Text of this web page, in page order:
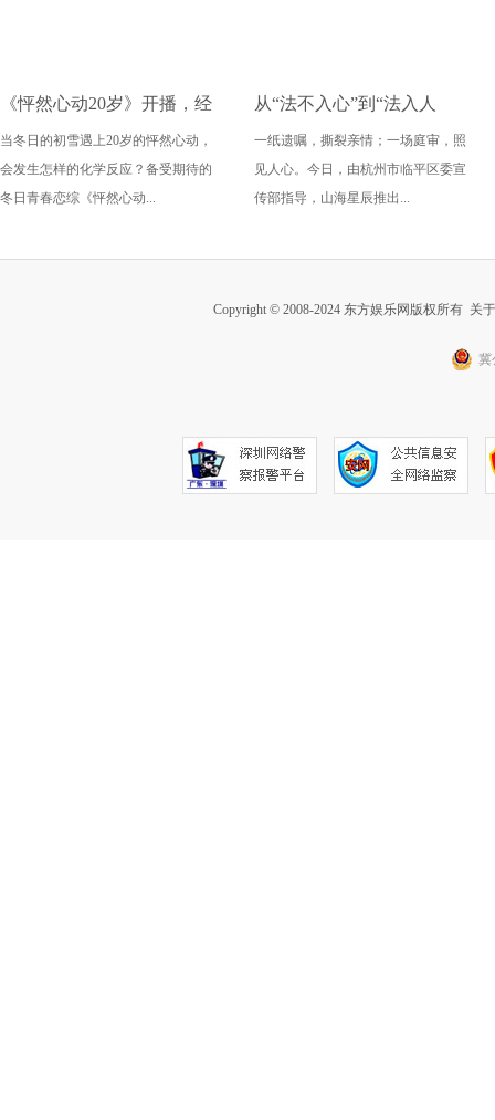
《怦然心动20岁》开播，经
典IP归来定义冬日恋综美学
当冬日的初雪遇上20岁的怦然心动，
会发生怎样的化学反应？备受期待的
冬日青春恋综《怦然心动...
从“法不入心”到“法入人
心”，山海短剧《银杏法庭》
讲述普法新范式
一纸遗嘱，撕裂亲情；一场庭审，照
见人心。今日，由杭州市临平区委宣
传部指导，山海星辰推出...
Copyright © 2008-2024 东方娱乐网版权所有 关
冀